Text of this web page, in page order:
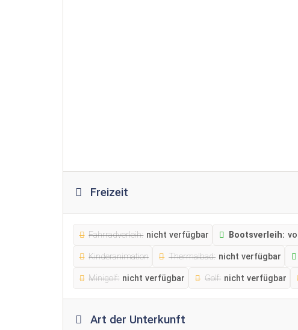
Freizeit
Fahrradverleih: nicht verfügbar Bootsverleih:
Kinderanimation Thermalbad: nicht verfügbar
Minigolf: nicht verfügbar Golf: nicht verfügbar
Art der Unterkunft